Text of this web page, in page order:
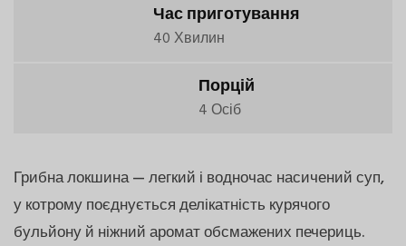
Час приготування
40 Хвилин
Порцій
4 Осіб
Грибна локшина — легкий і водночас насичений суп,
у котрому поєднується делікатність курячого
бульйону й ніжний аромат обсмажених печериць.